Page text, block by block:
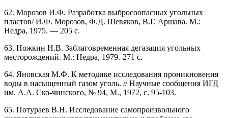
62. Морозов И.Ф. Разработка выбросоопасных угольных
пластов/ И.Ф. Морозов, Ф.Д. Шевяков, В.Г. Аршава. М.:
Недра, 1975. — 205 с.
63. Ножкин Н.В. Заблаговременная дегазация угольных
месторождений. М.: Недра, 1979.-271 с.
64. Яновская М.Ф. К методике исследования проникновения
воды в насыщенный газом уголь. // Научные сообщения ИГД
им. А.А. Ско-чинского, № 94, М., 1972, с. 95-103.
65. Потураев В.Н. Исследование самопроизвольного